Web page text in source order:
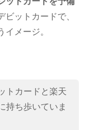
ビットカードで、
メージ。
トカードと楽天
持ち歩いていま